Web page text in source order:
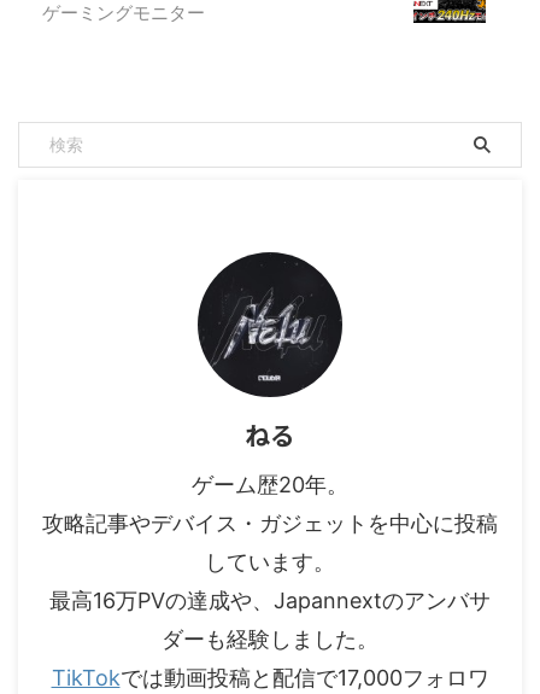
ゲーミングモニター
ねる
ゲーム歴20年。
攻略記事やデバイス・ガジェットを中心に投稿
しています。
最高16万PVの達成や、Japannextのアンバサ
ダーも経験しました。
TikTokでは動画投稿と配信で17,000フォロワ